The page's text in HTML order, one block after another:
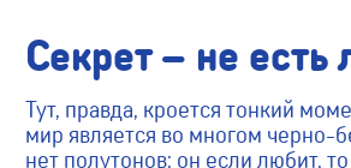
Секрет – не есть
Тут, правда, кроется тонкий
мир является во многом черно-
нет полутонов: он если любит,